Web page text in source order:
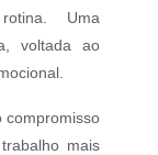
Uma
voltada ao
compromisso
mais